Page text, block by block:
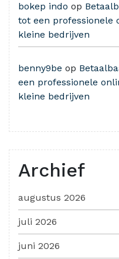
bokep indo op
tot een professionele
kleine bedrijven
benny9be op
een professionele
kleine bedrijven
Archief
augustus 2026
juli 2026
juni 2026